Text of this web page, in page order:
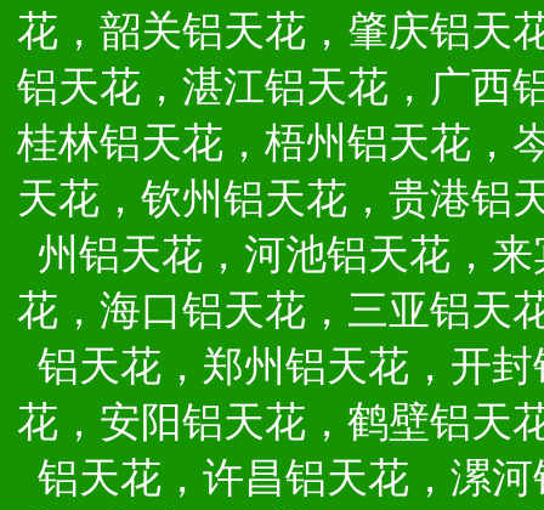
花，韶关铝天花，肇庆铝天
铝天花，湛江铝天花，广西
桂林铝天花，梧州铝天花，
天花，钦州铝天花，贵港铝
州铝天花，河池铝天花，
花，海口铝天花，三亚铝天
铝天花，郑州铝天花，开
花，安阳铝天花，鹤壁铝天
铝天花，许昌铝天花，漯